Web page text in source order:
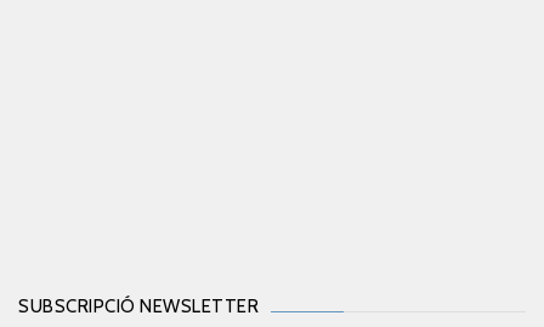
SUBSCRIPCIÓ NEWSLETTER